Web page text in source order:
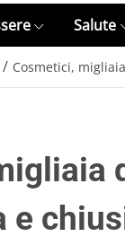
Salute
/ Cosmetici,
e